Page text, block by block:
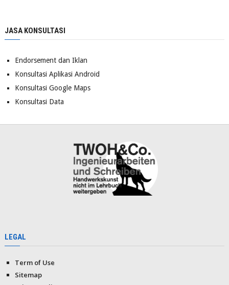
JASA KONSULTASI
Endorsement dan Iklan
Konsultasi Aplikasi Android
Konsultasi Google Maps
Konsultasi Data
LEGAL
Term of Use
Sitemap